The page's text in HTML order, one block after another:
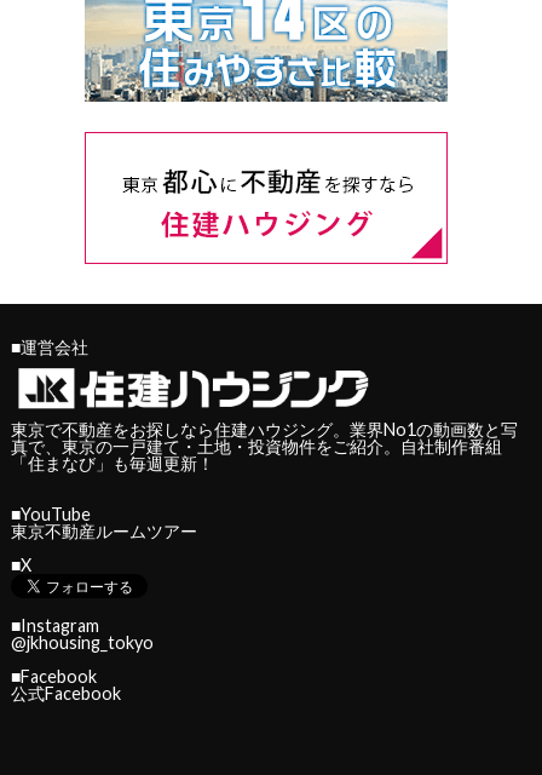
■運営会社
東京で不動産をお探しなら住建ハウジング。業界No1の動画数と写
真で、東京の一戸建て・土地・投資物件をご紹介。自社制作番組
「住まなび」も毎週更新！
■YouTube
東京不動産ルームツアー
■X
■Instagram
@jkhousing_tokyo
■Facebook
公式Facebook